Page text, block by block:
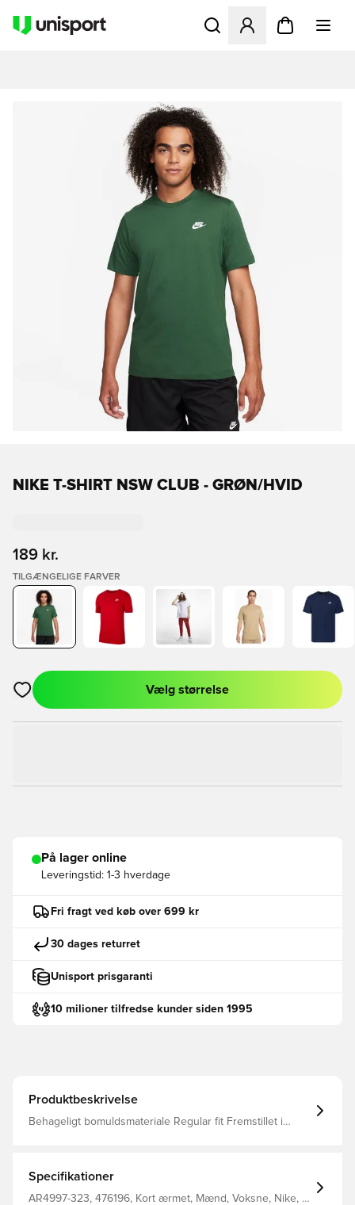
Åbner en Modal til at
NIKE T-SHIRT NSW CLUB - GRØN/HVID
189 kr.
TILGÆNGELIGE FARVER
Åbner en Modal til at logge ind eller tilmelde dig som medlem
Vælg størrelse
På lager online
Leveringstid: 1-3 hverdage
Fri fragt ved køb over 699 kr
30 dages returret
Unisport prisgaranti
10 milioner tilfredse kunder siden 1995
Produktbeskrivelse
Behageligt bomuldsmateriale Regular fit Fremstillet i
Specifikationer
AR4997-323, 476196, Kort ærmet, Mænd, Voksne, Nike, T-